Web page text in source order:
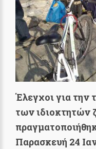
Έλεγχοι για
των ιδιοκτητών
Παρασκευή 24